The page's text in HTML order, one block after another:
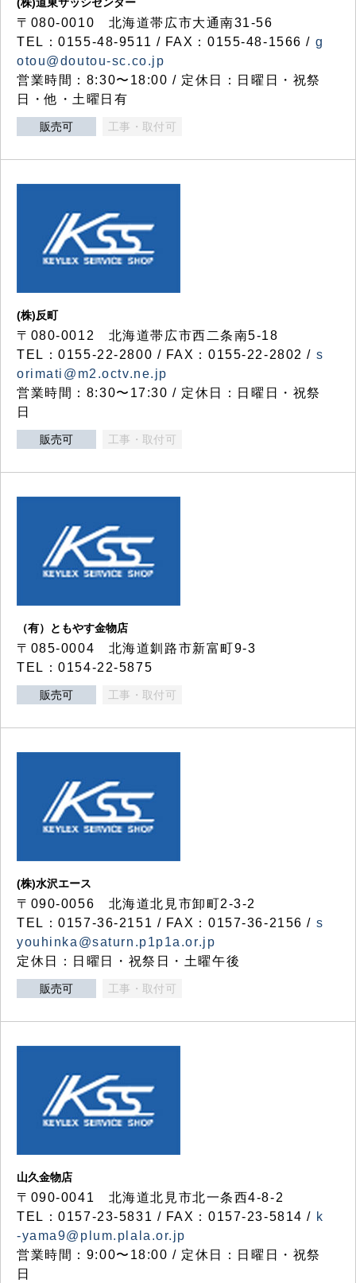
〒080-0010 北海道帯広市大通南31-56
TEL：0155-48-9511 / FAX：0155-48-1566 / g
otou@doutou-sc.co.jp
営業時間：8:30〜18:00 / 定休日：日曜日・祝祭
日・他・土曜日有
販売可 工事・取付可
(株)反町
〒080-0012 北海道帯広市西二条南5-18
TEL：0155-22-2800 / FAX：0155-22-2802 / s
orimati@m2.octv.ne.jp
営業時間：8:30〜17:30 / 定休日：日曜日・祝祭
日
販売可 工事・取付可
（有）ともやす金物店
〒085-0004 北海道釧路市新富町9-3
TEL：0154-22-5875
販売可 工事・取付可
(株)水沢エース
〒090-0056 北海道北見市卸町2-3-2
TEL：0157-36-2151 / FAX：0157-36-2156 / s
youhinka@saturn.p1p1a.or.jp
定休日：日曜日・祝祭日・土曜午後
販売可 工事・取付可
山久金物店
〒090-0041 北海道北見市北一条西4-8-2
TEL：0157-23-5831 / FAX：0157-23-5814 / k
-yama9@plum.plala.or.jp
営業時間：9:00〜18:00 / 定休日：日曜日・祝祭
日